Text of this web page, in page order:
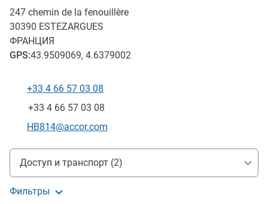
247 chemin de la fenouillère
30390 ESTEZARGUES
ФРАНЦИЯ
GPS:43.9509069, 4.6379002
Телефон
+33 4 66 57 03 08
Факс
+33 4 66 57 03 08
Контактный адрес электронной почты
HB814@accor.com
Доступ и транспорт
Доступ и транспорт (2)
Фильтры